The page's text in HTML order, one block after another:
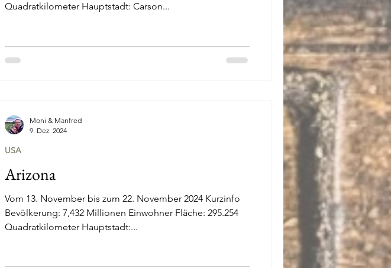
Quadratkilometer Hauptstadt: Carson...
Arizona
Vom 13. November bis zum 22. November 2024 Kurzinfo
Bevölkerung: 7,432 Millionen Einwohner Fläche: 295.254
Quadratkilometer Hauptstadt:...
USA
Moni & Manfred
9. Dez. 2024